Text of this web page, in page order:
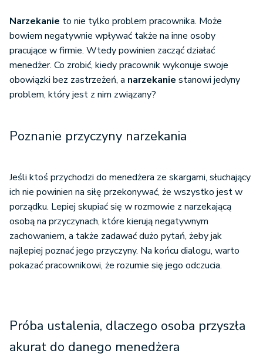
Narzekanie to nie tylko problem pracownika. Może
bowiem negatywnie wpływać także na inne osoby
pracujące w firmie. Wtedy powinien zacząć działać
menedżer. Co zrobić, kiedy pracownik wykonuje swoje
obowiązki bez zastrzeżeń, a narzekanie stanowi jedyny
problem, który jest z nim związany?
Poznanie przyczyny narzekania
Jeśli ktoś przychodzi do menedżera ze skargami, słuchający
ich nie powinien na siłę przekonywać, że wszystko jest w
porządku. Lepiej skupiać się w rozmowie z narzekającą
osobą na przyczynach, które kierują negatywnym
zachowaniem, a także zadawać dużo pytań, żeby jak
najlepiej poznać jego przyczyny. Na końcu dialogu, warto
pokazać pracownikowi, że rozumie się jego odczucia.
Próba ustalenia, dlaczego osoba przyszła
akurat do danego menedżera